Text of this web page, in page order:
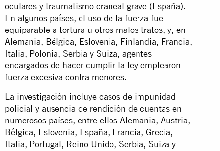
oculares y traumatismo craneal grave (España).
En algunos países, el uso de la fuerza fue
equiparable a tortura u otros malos tratos, y, en
Alemania, Bélgica, Eslovenia, Finlandia, Francia,
Italia, Polonia, Serbia y Suiza, agentes
encargados de hacer cumplir la ley emplearon
fuerza excesiva contra menores.
La investigación incluye casos de impunidad
policial y ausencia de rendición de cuentas en
numerosos países, entre ellos Alemania, Austria,
Bélgica, Eslovenia, España, Francia, Grecia,
Italia, Portugal, Reino Unido, Serbia, Suiza y